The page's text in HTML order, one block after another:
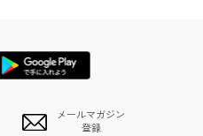
メールマガジン
登録